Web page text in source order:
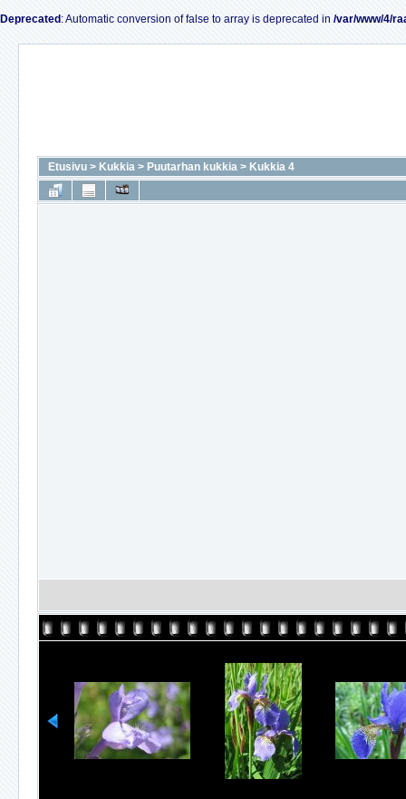
Deprecated : Automatic conversion of false to array is deprecated in /var/www/4/
Etusivu > Kukkia > Puutarhan kukkia > Kukkia 4